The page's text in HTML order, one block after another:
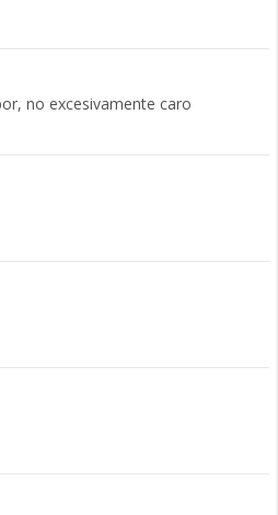
no excesivamente caro